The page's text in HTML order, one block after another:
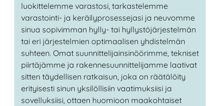
luokittelemme varastosi, tarkastelemme
varastointi- ja keräilyprosessejasi ja neuvomme
sinua sopivimman hylly- tai hyllystöjärjestelmän
tai eri järjestelmien optimaalisen yhdistelmän
suhteen. Omat suunnittelijainsinöörimme, tekniset
piirtäjämme ja rakennesuunnittelijamme laativat
sitten täydellisen ratkaisun, joka on räätälöity
erityisesti sinun yksilöllisiin vaatimuksiisi ja
sovelluksiisi, ottaen huomioon maakohtaiset